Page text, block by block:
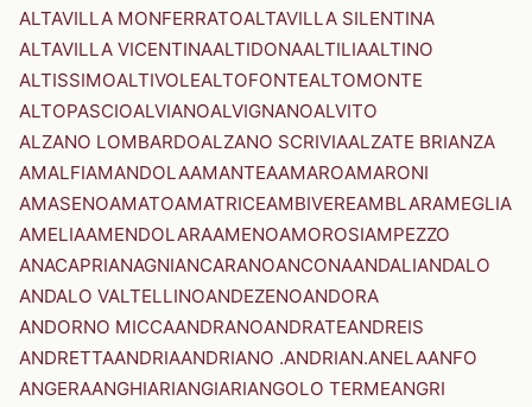
ALTAVILLA MONFERRATOALTAVILLA SILENTINA
ALTAVILLA VICENTINAALTIDONAALTILIAALTINO
ALTISSIMOALTIVOLEALTOFONTEALTOMONTE
ALTOPASCIOALVIANOALVIGNANOALVITO
ALZANO LOMBARDOALZANO SCRIVIAALZATE BRIANZA
AMALFIAMANDOLAAMANTEAAMAROAMARONI
AMASENOAMATOAMATRICEAMBIVEREAMBLARAMEGLIA
AMELIAAMENDOLARAAMENOAMOROSIAMPEZZO
ANACAPRIANAGNIANCARANOANCONAANDALIANDALO
ANDALO VALTELLINOANDEZENOANDORA
ANDORNO MICCAANDRANOANDRATEANDREIS
ANDRETTAANDRIAANDRIANO .ANDRIAN.ANELAANFO
ANGERAANGHIARIANGIARIANGOLO TERMEANGRI